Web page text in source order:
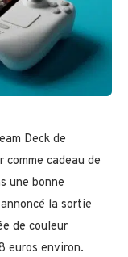
Deck de
comme cadeau de
une bonne
la sortie
de couleur
euros environ.